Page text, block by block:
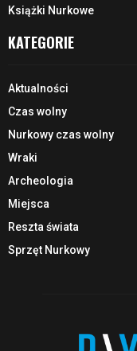
Książki Nurkowe
KATEGORIE
Aktualności
Czas wolny
Nurkowy czas wolny
Wraki
Archeologia
Miejsca
Reszta świata
Sprzęt Nurkowy